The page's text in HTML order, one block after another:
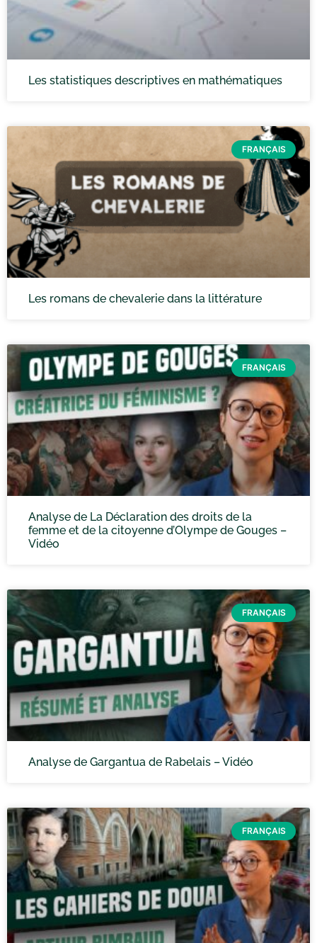
Les statistiques descriptives en mathématiques
FRANÇAIS
Les romans de chevalerie dans la littérature
FRANÇAIS
Analyse de La Déclaration des droits de la
femme et de la citoyenne d’Olympe de Gouges –
Vidéo
FRANÇAIS
Analyse de Gargantua de Rabelais – Vidéo
FRANÇAIS